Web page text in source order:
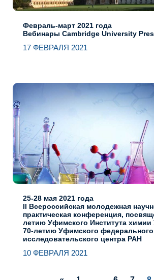
Февраль-март 2021 года
Вебинары Cambridge University
17 ФЕВРАЛЯ 2021
25-28 мая 2021 года
II Всероссийская молодежная
практическая конференция,
летию Уфимского Института
70-летию Уфимского федерального
исследовательского центра РАН
10 ФЕВРАЛЯ 2021